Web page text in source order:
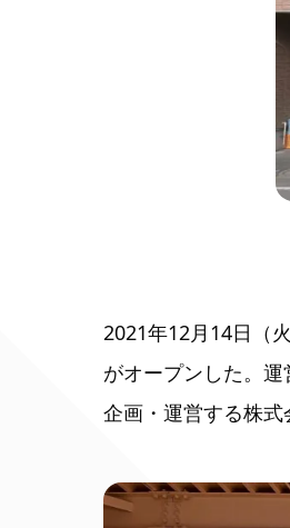
2021年12月14日（
がオープンした。
企画・運営する株式